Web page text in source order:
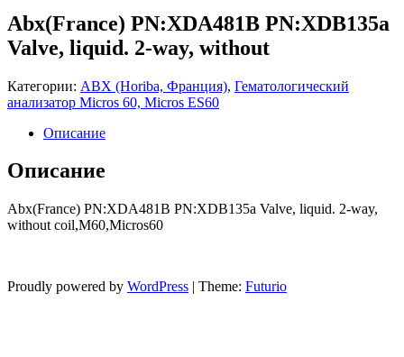
Abx(France) PN:XDA481B PN:XDB135a
Valve, liquid. 2-way, without
Категории: ABX (Horiba, Франция), Гематологический
анализатор Micros 60, Micros ES60
Описание
Описание
Abx(France) PN:XDA481B PN:XDB135a Valve, liquid. 2-way,
without coil,M60,Micros60
Proudly powered by WordPress | Theme: Futurio